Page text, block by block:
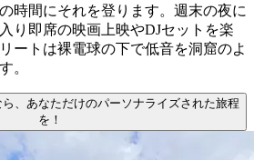
時間にそれを登ります。週末の夜に
り即席の映画上映やDJセットを楽
ートは裸電球の下で低音を洞窟のよ
。
、あなただけのパーソナライズされた旅程
を！